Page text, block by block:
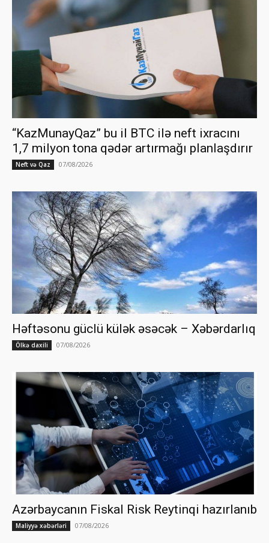
“KazMunayQaz” bu il BTC ilə neft ixracını
1,7 milyon tona qədər artırmağı planlaşdırır
Neft və Qaz 07/08/2026
Həftəsonu güclü külək əsəcək – Xəbərdarlıq
Ölkə daxili 07/08/2026
Azərbaycanın Fiskal Risk Reytinqi hazırlanıb
Maliyyə xəbərləri 07/08/2026